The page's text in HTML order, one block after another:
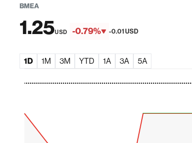
BMEA
1.25USD -0.79% -0.01 USD
1D 1M 3M YTD 1A 3A 5A